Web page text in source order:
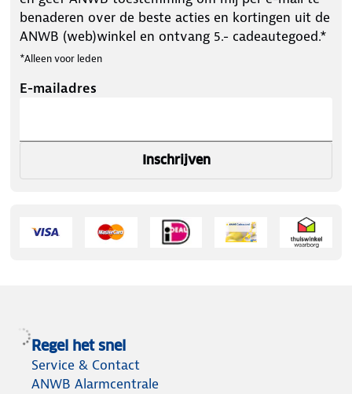
benaderen over de beste acties en kortingen uit de
ANWB (web)winkel en ontvang 5.- cadeautegoed.*
*Alleen voor leden
E-mailadres
Inschrijven
Regel het snel
Service & Contact
ANWB Alarmcentrale